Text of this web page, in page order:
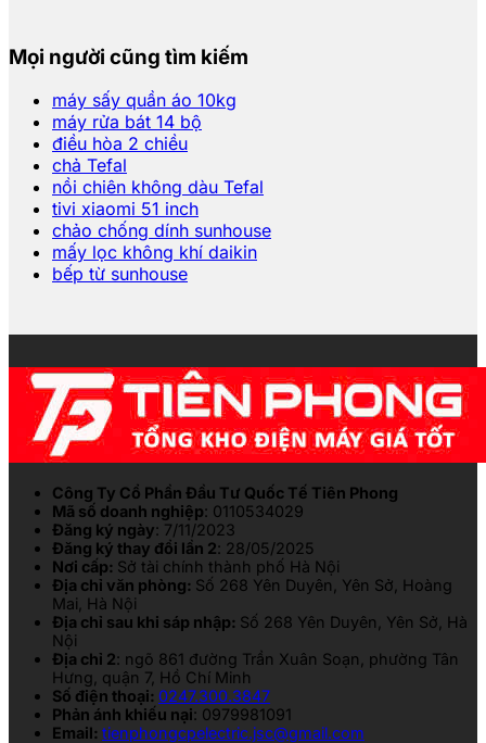
Mọi người cũng tìm kiếm
máy sấy quần áo 10kg
máy rửa bát 14 bộ
điều hòa 2 chiều
chả Tefal
nồi chiên không dàu Tefal
tivi xiaomi 51 inch
chảo chống dính sunhouse
mấy lọc không khí daikin
bếp từ sunhouse
Công Ty Cổ Phần Đầu Tư Quốc Tế Tiên Phong
Mã số doanh nghiệp: 0110534029
Đăng ký ngày: 7/11/2023
Đăng ký thay đổi lần 2: 28/05/2025
Nơi cấp: Sở tài chính thành phố Hà Nội
Địa chỉ văn phòng: Số 268 Yên Duyên, Yên Sở, Hoàng
Mai, Hà Nội
Địa chỉ sau khi sáp nhập: Số 268 Yên Duyên, Yên Sở, Hà
Nội
Địa chỉ 2: ngõ 861 đường Trần Xuân Soạn, phường Tân
Hưng, quận 7, Hồ Chí Minh
Số điện thoại: 0247.300.3847
Phản ánh khiếu nại: 0979981091
Email: tienphongcpelectric.jsc@gmail.com